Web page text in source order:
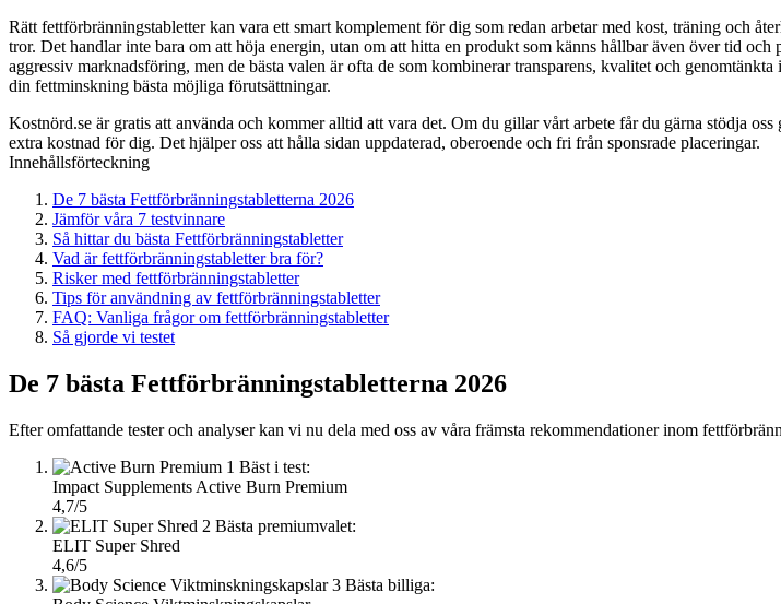
Rätt fettförbränningstabletter kan vara ett smart komplement för dig som redan arbetar med kost, träning och
tror. Det handlar inte bara om att höja energin, utan om att hitta en produkt som känns hållbar även över tid
aggressiv marknadsföring, men de bästa valen är ofta de som kombinerar transparens, kvalitet och
din fettminskning bästa möjliga förutsättningar.
Kostnörd.se är gratis att använda och kommer alltid att vara det. Om du gillar vårt arbete får du gärna stödja
extra kostnad för dig. Det hjälper oss att hålla sidan uppdaterad, oberoende och fri från sponsrade placeringar.
Innehållsförteckning
De 7 bästa Fettförbränningstabletterna 2026
Jämför våra 7 testvinnare
Så hittar du bästa Fettförbränningstabletter
Vad är fettförbränningstabletter bra för?
Risker med fettförbränningstabletter
Tips för användning av fettförbränningstabletter
FAQ: Vanliga frågor om fettförbränningstabletter
Så gjorde vi testet
De 7 bästa Fettförbränningstabletterna 2026
Efter omfattande tester och analyser kan vi nu dela med oss av våra främsta rekommendationer inom
1 Bäst i test:
Impact Supplements Active Burn Premium
4,7/5
2 Bästa premiumvalet:
ELIT Super Shred
4,6/5
3 Bästa billiga: